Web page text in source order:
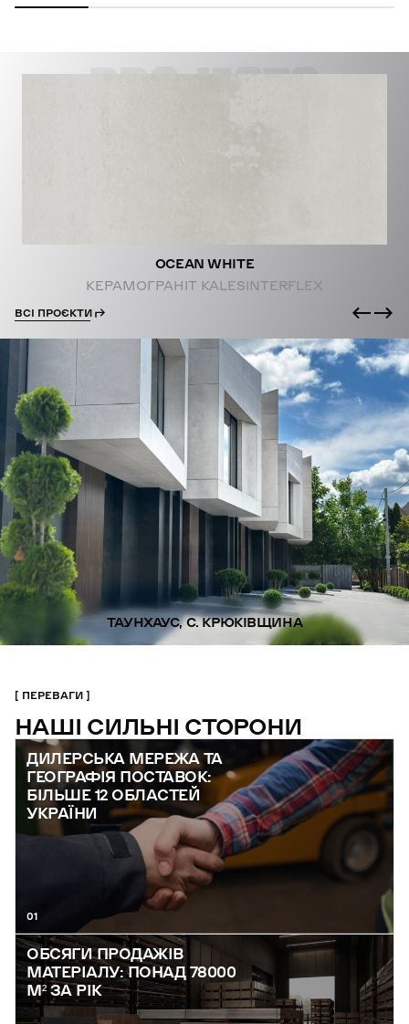
PROJECTS
OCEAN WHITE
КЕРАМОГРАНІТ KALESINTERFLEX
ВСІ ПРОЄКТИ
ТАУНХАУС, С. КРЮКІВЩИНА
ПЕРЕВАГИ
НАШІ СИЛЬНІ СТОРОНИ
ДИЛЕРСЬКА МЕРЕЖА ТА
ГЕОГРАФІЯ ПОСТАВОК:
БІЛЬШЕ 12 ОБЛАСТЕЙ
УКРАЇНИ
01
ОБСЯГИ ПРОДАЖІВ
МАТЕРІАЛУ: ПОНАД 78000
М² ЗА РІК